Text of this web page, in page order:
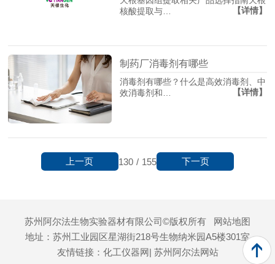
核酸提取与…
【详情】
制药厂消毒剂有哪些
消毒剂有哪些？什么是高效消毒剂、中
效消毒剂和…
【详情】
130 / 155
上一页 下一页
苏州阿尔法生物实验器材有限公司©版权所有
网站地图
地址：苏州工业园区星湖街218号生物纳米园A5楼301室
友情链接： 化工仪器网| 苏州阿尔法网站